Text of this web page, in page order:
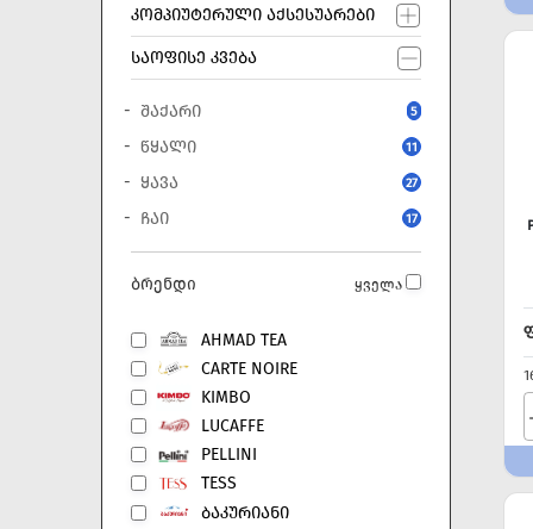
ᲙᲝᲛᲞᲘᲣᲢᲔᲠᲣᲚᲘ ᲐᲥᲡᲔᲡᲣᲐᲠᲔᲑᲘ
ᲡᲐᲝᲤᲘᲡᲔ ᲙᲕᲔᲑᲐ
ᲨᲐᲥᲐᲠᲘ 5
ᲬᲧᲐᲚᲘ 11
ᲧᲐᲕᲐ 27
ᲩᲐᲘ 17
ბრენდი ყველა
AHMAD TEA
CARTE NOIRE
KIMBO
LUCAFFE
PELLINI
TESS
ᲑᲐᲙᲣᲠᲘᲐᲜᲘ